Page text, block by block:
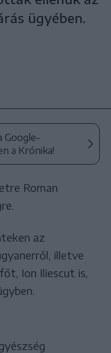
ügyében.
Google-
a Krónika!
Roman
az
illetve
Ion Iliescut is,